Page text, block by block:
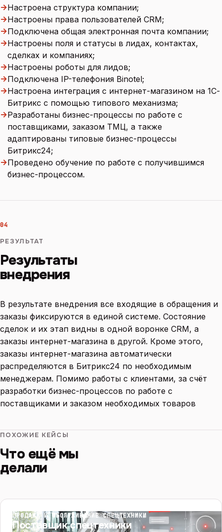
→Настроена структура компании;
→Настроены права пользователей CRM;
→Подключена общая электронная почта компании;
→Настроены поля и статусы в лидах, контактах,
сделках и компаниях;
→Настроены роботы для лидов;
→Подключена IP-телефония Binotel;
→Настроена интеграция с интернет-магазином на 1С-
Битрикс с помощью типового механизма;
→Разработаны бизнес-процессы по работе с
поставщиками, заказом ТМЦ, а также
адаптированы типовые бизнес-процессы
Битрикс24;
→Проведено обучение по работе с получившимся
бизнес-процессом.
04
РЕЗУЛЬТАТ
Результаты
внедрения
В результате внедрения все входящие в обращения и
заказы фиксируются в единой системе. Состояние
сделок и их этап видны в одной воронке CRM, а
заказы интернет-магазина в другой. Кроме этого,
заказы интернет-магазина автоматически
распределяются в Битрикс24 по необходимым
менеджерам. Помимо работы с клиентами, за счёт
разработки бизнес-процессов по работе с
поставщиками и заказом необходимых товаров
ПОХОЖИЕ КЕЙСЫ
Что ещё мы
делали
ПРОДАЖА И ОБСЛУЖИВАНИЕ СПЕЦТЕХНИКИ
Поставщик спецтехники